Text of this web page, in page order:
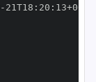
- 21T18 : 20 : 13+00